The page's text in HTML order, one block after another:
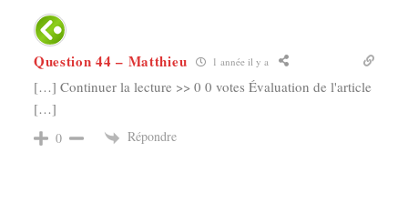
Question 44 – Matthieu 1 année il y a
[…] Continuer la lecture >> 0 0 votes Évaluation de l'article
[…]
0 Répondre